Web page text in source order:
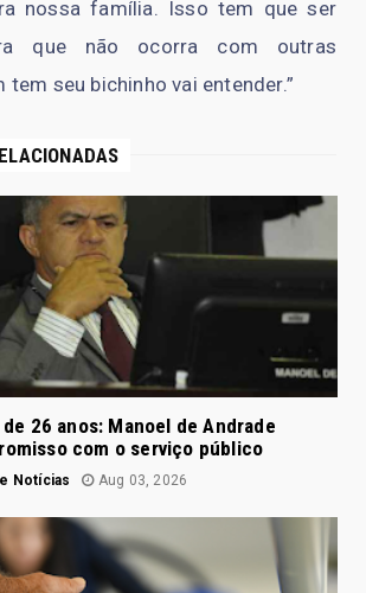
nossa família. Isso tem que ser
que não ocorra com outras
tem seu bichinho vai entender.”
26 anos: Manoel de Andrade
com o serviço público
Notícias Aug 03, 2026